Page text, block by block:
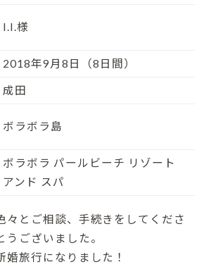
I.I.様
2018年9月8日（8日間）
成田
ボラボラ島
ボラボラ パールビーチ リゾート
アンド スパ
々とご相談、手続きをしてくださ
うございました。
婚旅行になりました！